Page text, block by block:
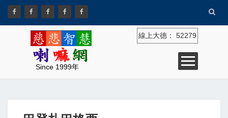
Since 1999年
線上大德： 52279